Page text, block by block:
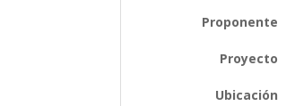
Proponente
Proyecto
Ubicación